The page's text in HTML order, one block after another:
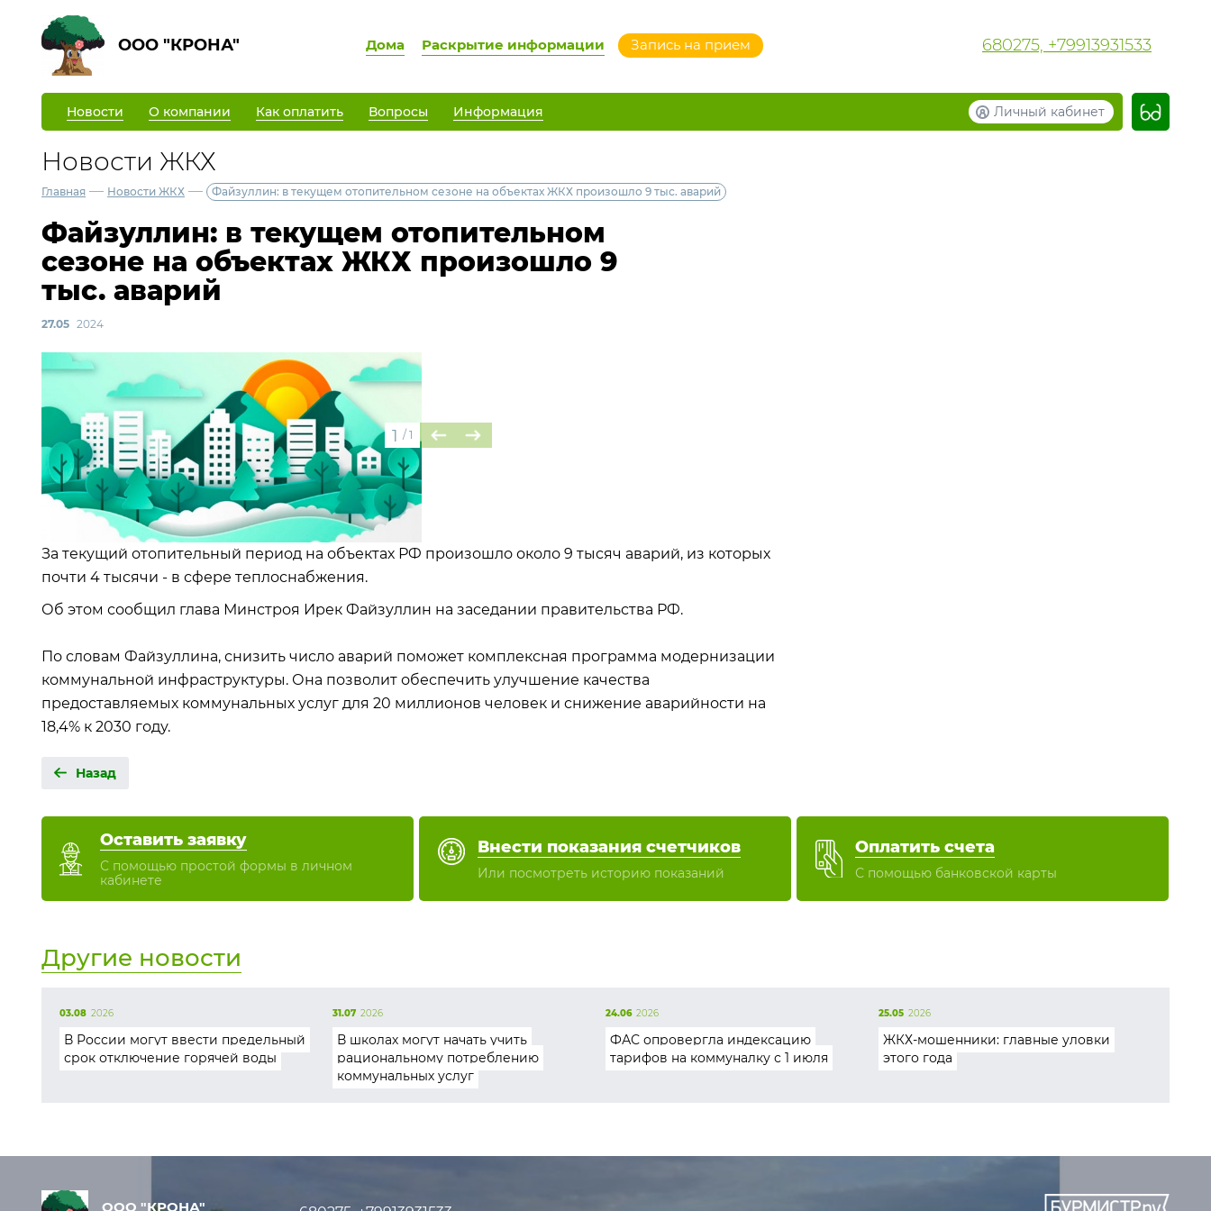
ООО "КРОНА" Дома Раскрытие информации Запись на прием 680275, +79913931533
Новости О компании Как оплатить Вопросы Информация Личный кабинет
Новости ЖКХ
Главная — Новости ЖКХ — Файзуллин: в текущем отопительном сезоне на объектах ЖКХ произошло 9 тыс. аварий
Файзуллин: в текущем отопительном
сезоне на объектах ЖКХ произошло 9
тыс. аварий
27.05 2024
1 / 1
За текущий отопительный период на объектах РФ произошло около 9 тысяч аварий, из которых
почти 4 тысячи - в сфере теплоснабжения.
Об этом сообщил глава Минстроя Ирек Файзуллин на заседании правительства РФ.
По словам Файзуллина, снизить число аварий поможет комплексная программа модернизации
коммунальной инфраструктуры. Она позволит обеспечить улучшение качества
предоставляемых коммунальных услуг для 20 миллионов человек и снижение аварийности на
18,4% к 2030 году.
Назад
Оставить заявку
С помощью простой формы в личном
кабинете
Внести показания счетчиков
Или посмотреть историю показаний
Оплатить счета
С помощью банковской карты
Другие новости
03.08 2026
В России могут ввести предельный
срок отключение горячей воды
31.07 2026
В школах могут начать учить
рациональному потреблению
коммунальных услуг
24.06 2026
ФАС опровергла индексацию
тарифов на коммуналку с 1 июля
25.05 2026
ЖКХ-мошенники: главные уловки
этого года
ООО "КРОНА"